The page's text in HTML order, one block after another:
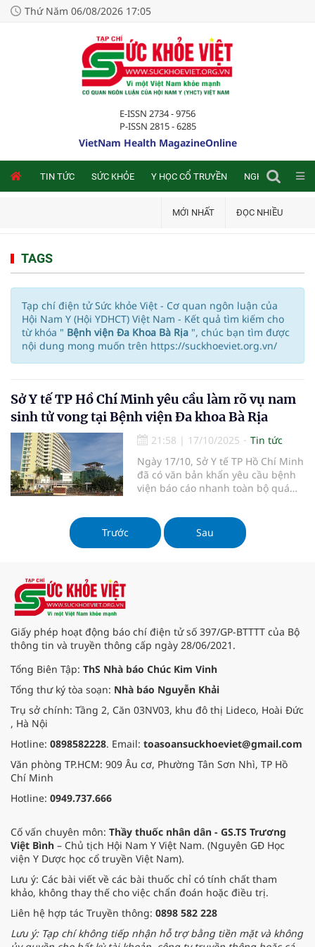
Thứ Năm 06/08/2026 17:05
E-ISSN 2734 - 9756
P-ISSN 2815 - 6285
VietNam Health MagazineOnline
TIN TỨC SỨC KHỎE Y HỌC CỔ TRUYỀN NGHIÊN CỨU
MỚI NHẤT ĐỌC NHIỀU
TAGS
Tạp chí điện tử Sức khỏe Việt - Cơ quan ngôn luận của
Hội Nam Y (Hội YDHCT) Việt Nam - Kết quả tìm kiếm cho
từ khóa " Bệnh viện Đa Khoa Bà Rịa ", chúc bạn tìm được
nội dung mong muốn trên https://suckhoeviet.org.vn/
Sở Y tế TP Hồ Chí Minh yêu cầu làm rõ vụ nam
sinh tử vong tại Bệnh viện Đa khoa Bà Rịa
21:58 | 17/10/2025
Tin tức
Ngày 17/10, Sở Y tế TP Hồ Chí Minh
đã có văn bản khẩn yêu cầu bệnh
viện báo cáo nhanh toàn bộ quá
và theo dõi điều trị người bệnh.
Trước
Sau
Giấy phép hoạt động báo chí điện tử số 397/GP-BTTTT của Bộ
thông tin và truyền thông cấp ngày 28/06/2021.
Tổng Biên Tập: ThS Nhà báo Chúc Kim Vinh
Tổng thư ký tòa soạn: Nhà báo Nguyễn Khải
Trụ sở chính: Tầng 2, Căn 03NV03, khu đô thị Lideco, Hoài Đức
, Hà Nội
Hotline: 0898582228. Email: toasoansuckhoeviet@gmail.com
Văn phòng TP.HCM: 909 Âu cơ, Phường Tân Sơn Nhì, TP Hồ
Chí Minh
Hotline: 0949.737.666
Cố vấn chuyên môn: Thầy thuốc nhân dân - GS.TS Trương
Việt Bình – Chủ tịch Hội Nam Y Việt Nam. (Nguyên GĐ Học
viện Y Dược học cổ truyền Việt Nam).
Lưu ý: Các bài viết về các bài thuốc chỉ có tính chất tham
khảo, không thay thế cho việc chẩn đoán hoặc điều trị.
Liên hệ hợp tác Truyền thông: 0898 582 228
Lưu ý: Tạp chí không tiếp nhận hỗ trợ bằng tiền mặt và không